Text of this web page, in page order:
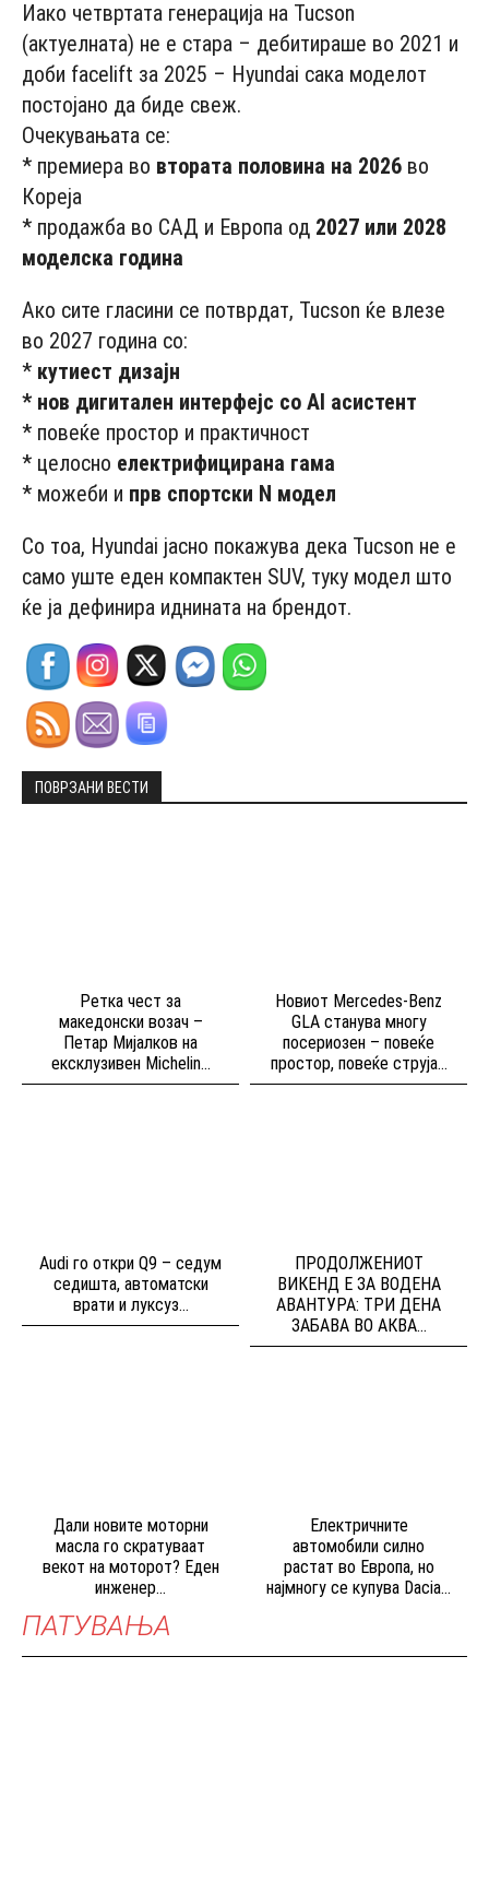
Иако четвртата генерација на Tucson
(актуелната) не е стара – дебитираше во 2021 и
доби facelift за 2025 – Hyundai сака моделот
постојано да биде свеж.
Очекувањата се:
* премиера во втората половина на 2026 во
Кореја
* продажба во САД и Европа од 2027 или 2028
моделска година
Ако сите гласини се потврдат, Tucson ќе влезе
во 2027 година со:
* кутиест дизајн
* нов дигитален интерфејс со AI асистент
* повеќе простор и практичност
* целосно електрифицирана гама
* можеби и прв спортски N модел
Со тоа, Hyundai јасно покажува дека Tucson не е
само уште еден компактен SUV, туку модел што
ќе ја дефинира иднината на брендот.
ПОВРЗАНИ ВЕСТИ
Ретка чест за
македонски возач –
Петар Мијалков на
ексклузивен Michelin...
Новиот Mercedes-Benz
GLA станува многу
посериозен – повеќе
простор, повеќе струја...
Audi го откри Q9 – седум
седишта, автоматски
врати и луксуз...
ПРОДОЛЖЕНИОТ
ВИКЕНД Е ЗА ВОДЕНА
АВАНТУРА: ТРИ ДЕНА
ЗАБАВА ВО АКВА...
Дали новите моторни
масла го скратуваат
векот на моторот? Еден
инженер...
Електричните
автомобили силно
растат во Европа, но
најмногу се купува Dacia...
ПАТУВАЊА